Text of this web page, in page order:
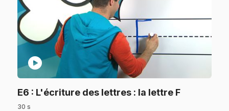
play_circle
E6 : L'écriture des lettres : la lettre F.
30 s